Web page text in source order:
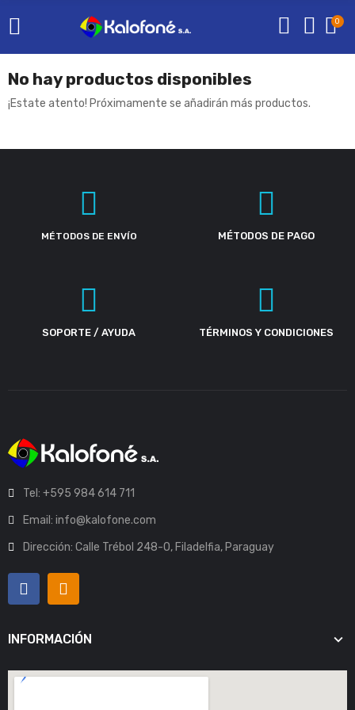
0
No hay productos disponibles
¡Estate atento! Próximamente se añadirán más productos.
MÉTODOS DE ENVÍO MÉTODOS DE PAGO
SOPORTE / AYUDA TÉRMINOS Y CONDICIONES
Tel: +595 984 614 711
Email: info@kalofone.com
Dirección: Calle Trébol 248-O, Filadelfia, Paraguay
INFORMACIÓN